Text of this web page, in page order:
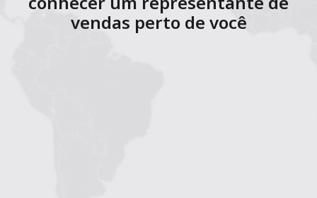
vendas perto de você